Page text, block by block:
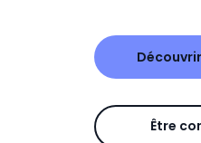
Être